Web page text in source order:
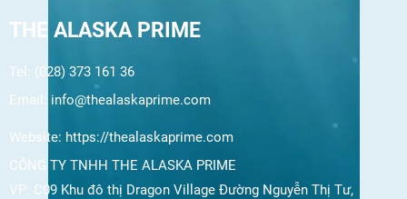
THE ALASKA PRIME
Tel: (028) 373 161 36
Email: info@thealaskaprime.com
Website: https://thealaskaprime.com
CÔNG TY TNHH THE ALASKA PRIME
VP: C09 Khu đô thị Dragon Village Đường Nguyễn Thị Tư,